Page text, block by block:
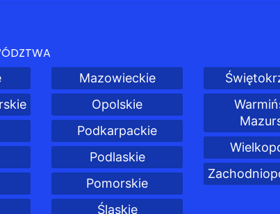
Mazowieckie
Opolskie
Podkarpackie
Podlaskie
Pomorskie
Śląskie